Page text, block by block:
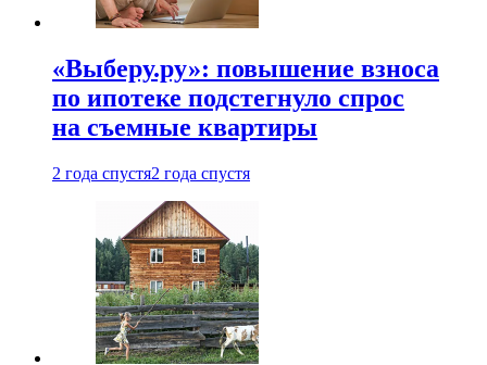
«Выберу.ру»: повышение взноса
по ипотеке подстегнуло спрос
на съемные квартиры
2 года спустя2 года спустя